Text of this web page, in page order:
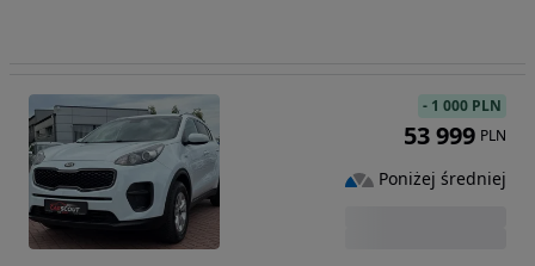
- 1 000 PLN
53 999 PLN
Poniżej średniej